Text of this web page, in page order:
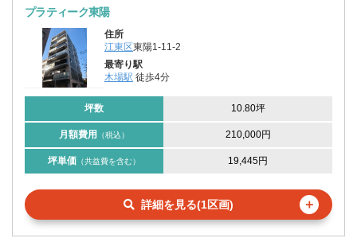
プラティーク東陽
住所
江東区東陽1-11-2
最寄り駅
木場駅 徒歩4分
坪数 10.80坪
月額費用 （税込） 210,000円
坪単価 （共益費を含む） 19,445円
詳細を見る(1区画) ＋